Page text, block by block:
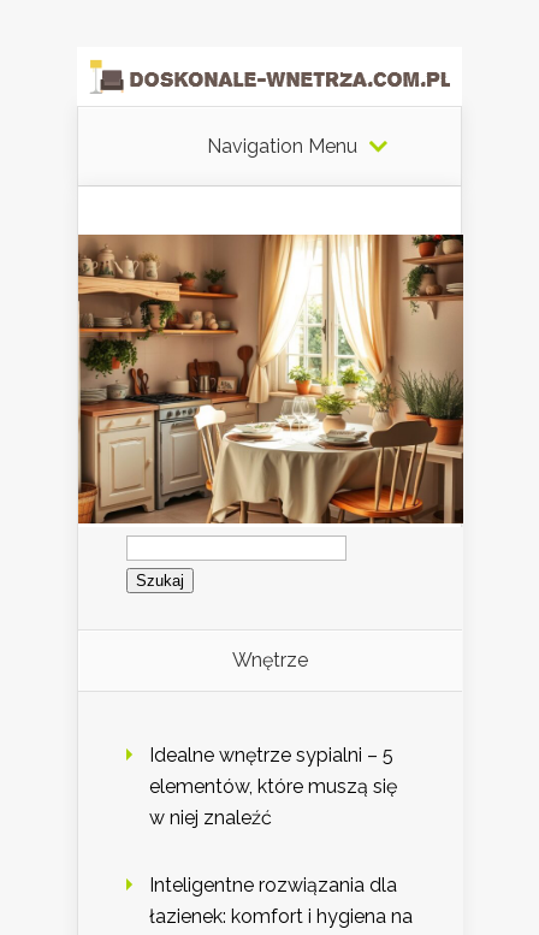
Navigation Menu
Szukaj:
Wnętrze
Idealne wnętrze sypialni – 5
elementów, które muszą się
w niej znaleźć
Inteligentne rozwiązania dla
łazienek: komfort i hygiena na